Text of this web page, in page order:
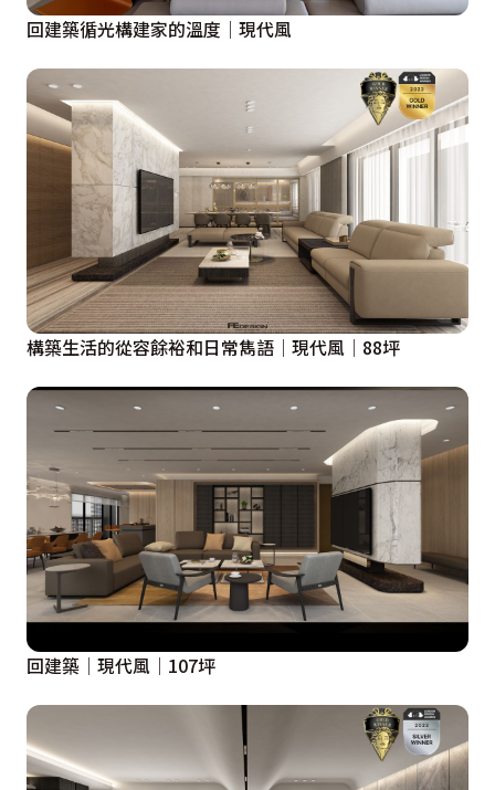
回建築循光構建家的溫度│現代風
構築生活的從容餘裕和日常雋語│現代風│88坪
回建築│現代風│107坪